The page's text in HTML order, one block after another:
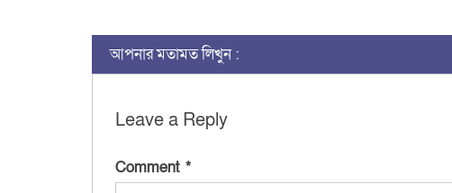
আপনার মতামত লিখুন :
Leave a Reply
Comment *